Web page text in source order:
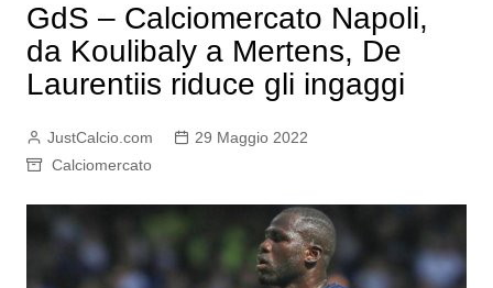
GdS – Calciomercato Napoli,
da Koulibaly a Mertens, De
Laurentiis riduce gli ingaggi
JustCalcio.com
29 Maggio 2022
Calciomercato